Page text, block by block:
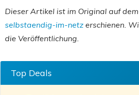
Dieser Artikel ist im Original auf
selbstaendig-im-netz erschienen.
die Veröffentlichung.
Top Deals